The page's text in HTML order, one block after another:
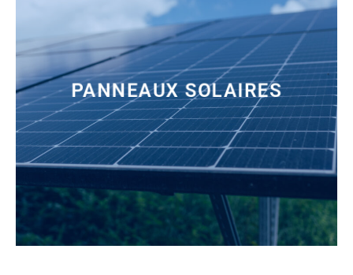
PANNEAUX SOLAIRES
installation, rénovation, dépannage…